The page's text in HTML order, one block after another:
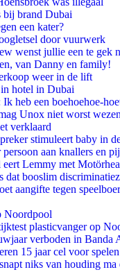
bij brand Dubai
een kater?
door vuurwerk
wenst jullie een te gek
van Danny en family!
weer in de lift
hotel in Dubai
heb een boehoehoe-
Unox niet worst
verklaard
stimuleert baby in
persoon aan knallers en
Lemmy met
dat booslim
aangifte tegen
Noordpool
plasticvanger op
verboden in Banda
15 jaar cel voor
niks van houding